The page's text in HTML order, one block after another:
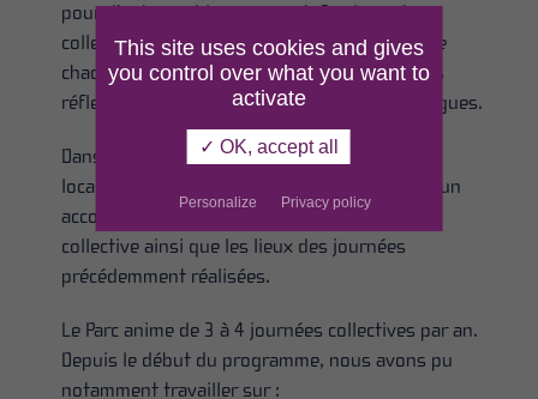
pour d’autres, et inversement. Ces journées
collectives sont donc un moment clé pour que
chacun progresse et avance dans ses propres
réflexions grâce aux expériences de ses collègues.
Dans la carte ci-dessous, vous trouverez les
localisations des éleveurs qui ont participé à un
accompagnement individuel ou à une journée
collective ainsi que les lieux des journées
précédemment réalisées.
Le Parc anime de 3 à 4 journées collectives par an.
Depuis le début du programme, nous avons pu
notamment travailler sur :
This site uses cookies and gives
you control over what you want to
activate
✓ OK, accept all
Personalize Privacy policy